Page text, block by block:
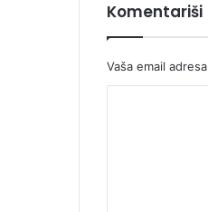
Komentariši
Vaša email